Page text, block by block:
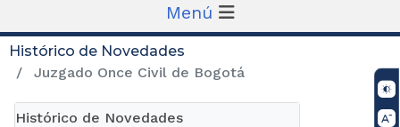
Menú
Histórico de Novedades
Juzgado Once Civil de Bogotá
Histórico de Novedades